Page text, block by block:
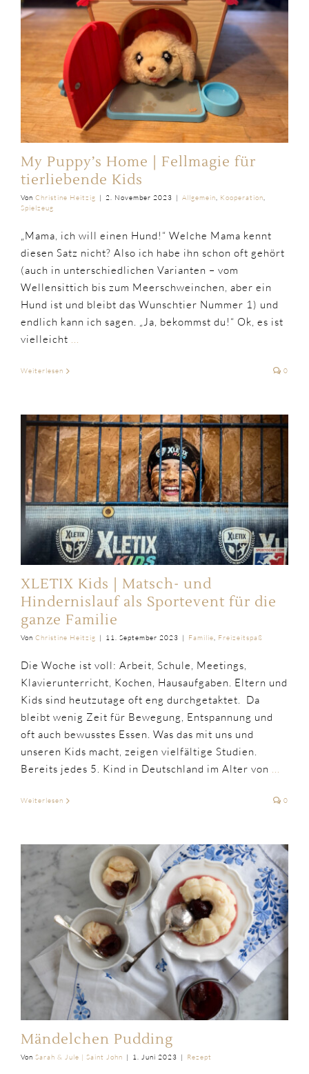
My Puppy’s Home | Fellmagie für
tierliebende Kids
Von Christine Heitzig | 2. November 2023 | Allgemein, Kooperation,
Spielzeug
„Mama, ich will einen Hund!“ Welche Mama kennt
diesen Satz nicht? Also ich habe ihn schon oft gehört
(auch in unterschiedlichen Varianten – vom
Wellensittich bis zum Meerschweinchen, aber ein
Hund ist und bleibt das Wunschtier Nummer 1) und
endlich kann ich sagen. „Ja, bekommst du!“ Ok, es ist
vielleicht ...
Weiterlesen 0
XLETIX Kids | Matsch- und
Hindernislauf als Sportevent für die
ganze Familie
Von Christine Heitzig | 11. September 2023 | Familie, Freizeitspaß
Die Woche ist voll: Arbeit, Schule, Meetings,
Klavierunterricht, Kochen, Hausaufgaben. Eltern und
Kids sind heutzutage oft eng durchgetaktet. Da
bleibt wenig Zeit für Bewegung, Entspannung und
oft auch bewusstes Essen. Was das mit uns und
unseren Kids macht, zeigen vielfältige Studien.
Bereits jedes 5. Kind in Deutschland im Alter von ...
Weiterlesen 0
Mändelchen Pudding
Von Sarah & Jule | Saint John | 1. Juni 2023 | Rezept